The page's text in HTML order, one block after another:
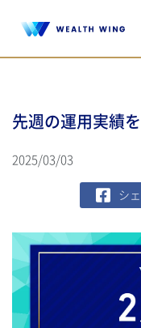
先週の運用実績
2025/03/03
シ